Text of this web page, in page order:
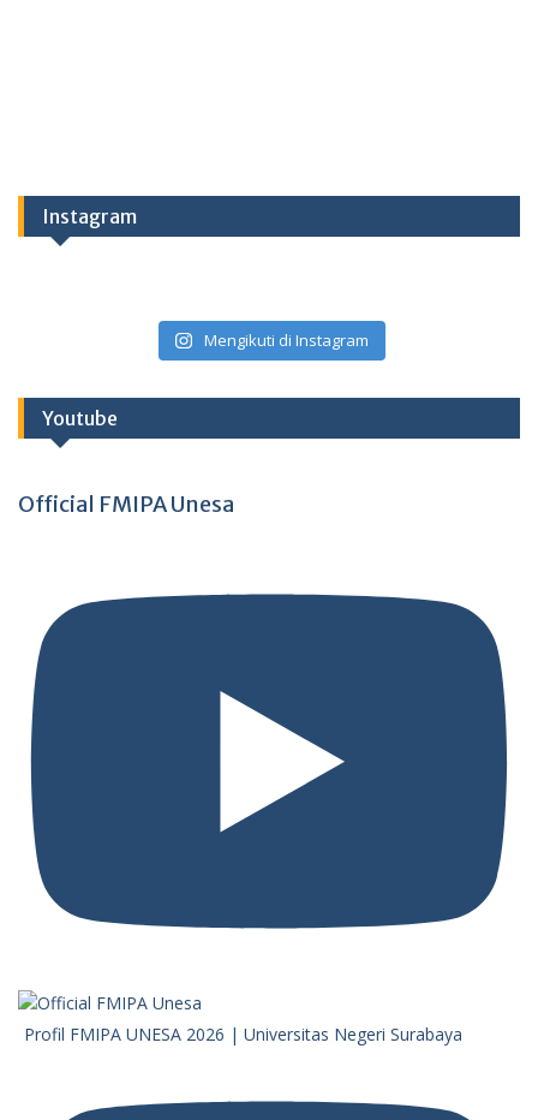
Instagram
Mengikuti di Instagram
Youtube
Official FMIPA Unesa
Profil FMIPA UNESA 2026 | Universitas Negeri Surabaya